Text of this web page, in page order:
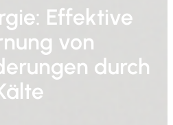
Effektive
von
durch